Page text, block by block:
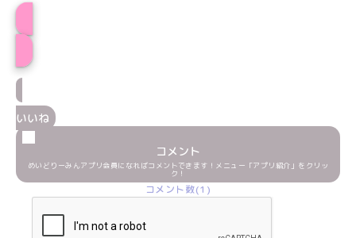
いいね
コメント
めいどりーみんアプリ会員になればコメントできます！メニュー「アプリ紹介」をクリッ
ク！
コメント数(1)